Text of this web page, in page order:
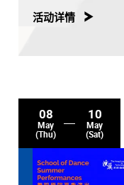
活动详情
08
May
(Thu)
10
May
(Sat)